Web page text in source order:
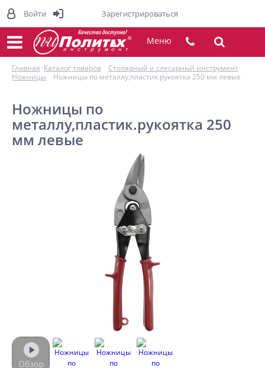
Меню
Главная Каталог товаров
Столярный и слесарный инструмент
Ножницы
Ножницы по металлу,пластик.рукоятка 250 мм левые
Ножницы по
металлу,пластик.рукоятка 250
мм левые
Войти Зарегистрироваться